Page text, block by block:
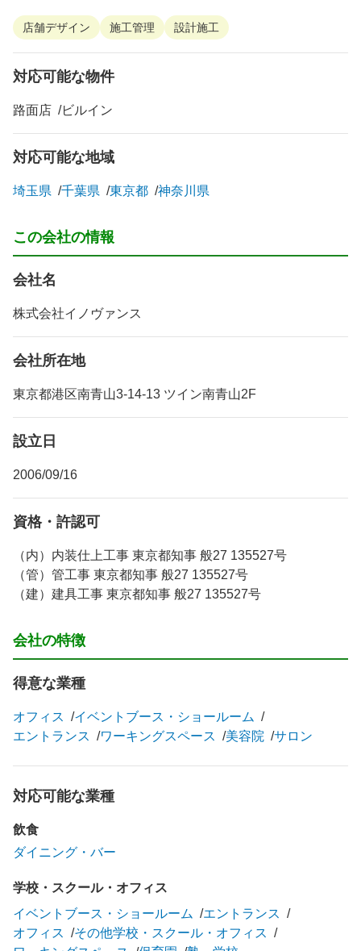
店舗デザイン 施工管理 設計施工
対応可能な物件
路面店 ビルイン
対応可能な地域
埼玉県 千葉県 東京都 神奈川県
この会社の情報
会社名
株式会社イノヴァンス
会社所在地
東京都港区南青山3-14-13 ツイン南青山2F
設立日
2006/09/16
資格・許認可
（内）内装仕上工事 東京都知事 般27 135527号
（管）管工事 東京都知事 般27 135527号
（建）建具工事 東京都知事 般27 135527号
会社の特徴
得意な業種
オフィス
イベントブース・ショールーム
エントランス
ワーキングスペース 美容院 サロン
対応可能な業種
飲食
ダイニング・バー
学校・スクール・オフィス
イベントブース・ショールーム
エントランス
オフィス
その他学校・スクール・オフィス